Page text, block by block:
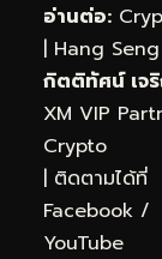
อ่านต่อ:
| Hang
กิตติทัศน์ เจ
XM VIP
Crypto
| ติดตามได้ที่
Facebook /
YouTube